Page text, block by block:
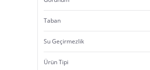
Taban
Su Geçirmezlik
Ürün Tipi